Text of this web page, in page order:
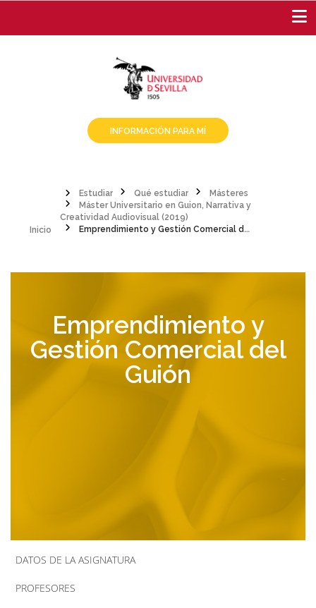
contenido
INFORMACIÓN PARA MÍ
Sobrescribir
enlaces
la
navegación
Estudiar Qué estudiar
Másteres
Máster Universitario en Guion, Narrativa y
Creatividad Audiovisual (2019)
Emprendimiento y Gestión Comercial del Guión
Emprendimiento y
Gestión Comercial del
Guión
DATOS DE LA ASIGNATURA
PROFESORES